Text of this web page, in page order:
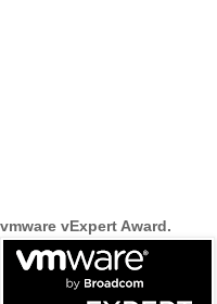
vmware vExpert Award.